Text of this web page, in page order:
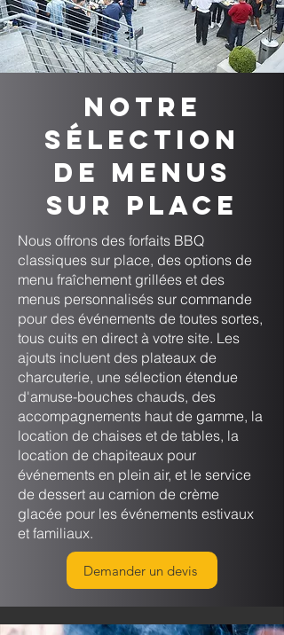
Notre
sélection
de menus
sur place
Nous offrons des forfaits BBQ
classiques sur place, des options de
menu fraîchement grillées et des
menus personnalisés sur commande
pour des événements de toutes sortes,
tous cuits en direct à votre site. Les
ajouts incluent des plateaux de
charcuterie, une sélection étendue
d'amuse-bouches chauds, des
accompagnements haut de gamme, la
location de chaises et de tables, la
location de chapiteaux pour
événements en plein air, et le service
de dessert au camion de crème
glacée pour les événements estivaux
et familiaux.
Demander un devis